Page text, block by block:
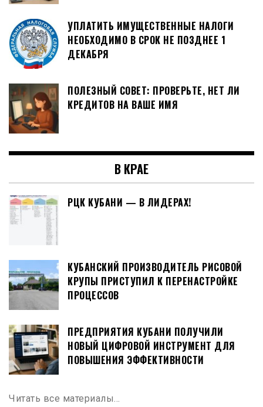
УПЛАТИТЬ ИМУЩЕСТВЕННЫЕ НАЛОГИ
НЕОБХОДИМО В СРОК НЕ ПОЗДНЕЕ 1
ДЕКАБРЯ
ПОЛЕЗНЫЙ СОВЕТ: ПРОВЕРЬТЕ, НЕТ ЛИ
КРЕДИТОВ НА ВАШЕ ИМЯ
В КРАЕ
РЦК КУБАНИ — В ЛИДЕРАХ!
КУБАНСКИЙ ПРОИЗВОДИТЕЛЬ РИСОВОЙ
КРУПЫ ПРИСТУПИЛ К ПЕРЕНАСТРОЙКЕ
ПРОЦЕССОВ
ПРЕДПРИЯТИЯ КУБАНИ ПОЛУЧИЛИ
НОВЫЙ ЦИФРОВОЙ ИНСТРУМЕНТ ДЛЯ
ПОВЫШЕНИЯ ЭФФЕКТИВНОСТИ
Читать все материалы…